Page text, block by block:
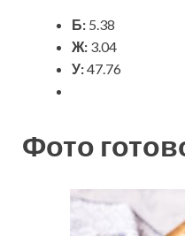
Б: 5.38
Ж: 3.04
У:47.76
Фото